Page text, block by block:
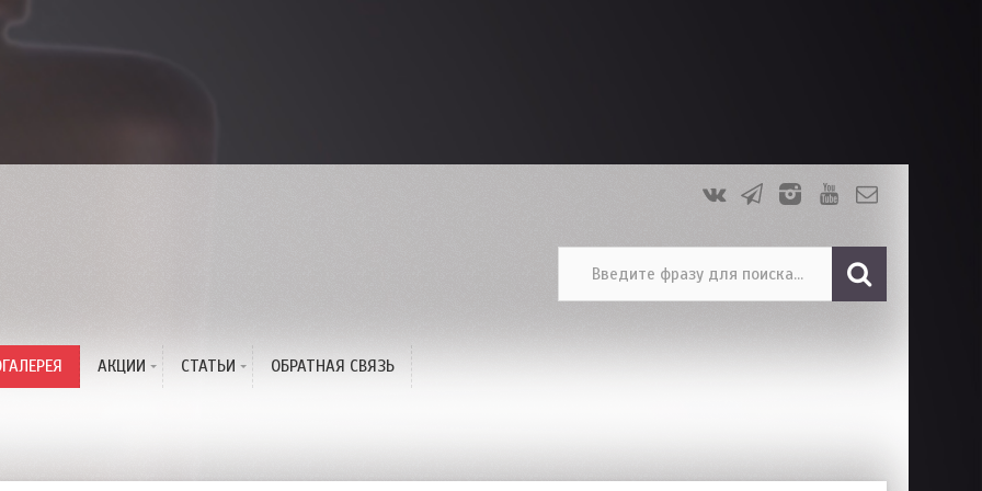
АКЦИИ
Жаркая Акция Лета!
СТАТЬИ
Окрашивание волос
ОБРАТНАЯ СВЯЗЬ